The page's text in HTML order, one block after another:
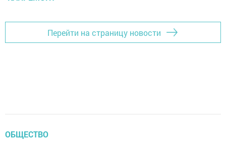
Перейти на страницу новости
ОБЩЕСТВО